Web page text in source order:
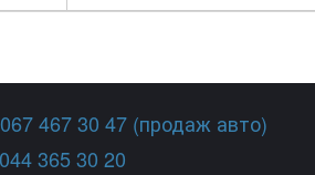
067 467 30 47 (продаж авто)
044 365 30 20